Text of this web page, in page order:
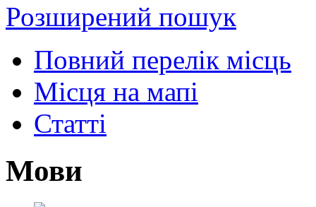
Розширений пошук
Повний перелік місць
Місця на мапі
Статті
Мови